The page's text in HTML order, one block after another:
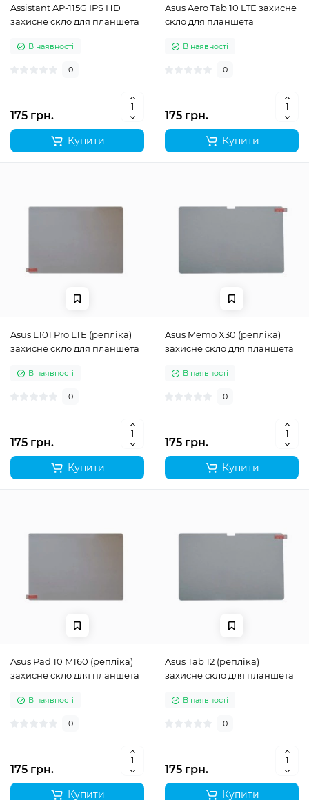
Assistant AP-115G IPS HD
захисне скло для планшета
В наявності
0
175 грн.
Купити
Asus Aero Tab 10 LTE захисне
скло для планшета
В наявності
0
175 грн.
Купити
Asus L101 Pro LTE (репліка)
захисне скло для планшета
В наявності
0
175 грн.
Купити
Asus Memo X30 (репліка)
захисне скло для планшета
В наявності
0
175 грн.
Купити
Asus Pad 10 M160 (репліка)
захисне скло для планшета
В наявності
0
175 грн.
Купити
Asus Tab 12 (репліка)
захисне скло для планшета
В наявності
0
175 грн.
Купити